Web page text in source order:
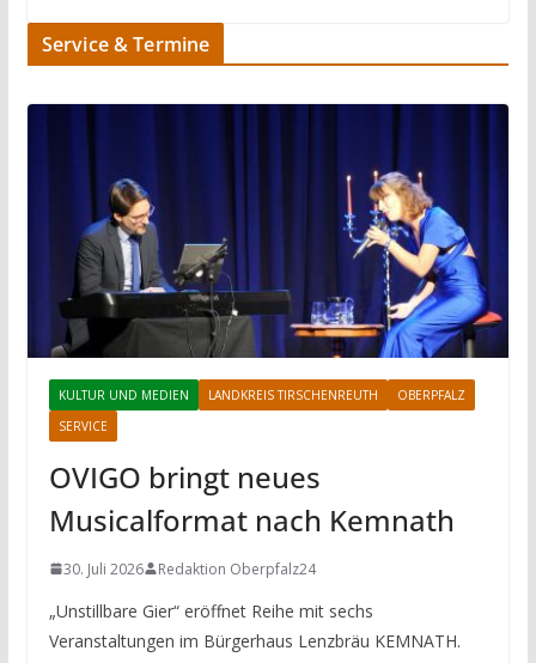
Service & Termine
KULTUR UND MEDIEN LANDKREIS TIRSCHENREUTH
OBERPFALZ
SERVICE
OVIGO bringt neues
Musicalformat nach Kemnath
30. Juli 2026 Redaktion Oberpfalz24
„Unstillbare Gier“ eröffnet Reihe mit sechs
Veranstaltungen im Bürgerhaus Lenzbräu KEMNATH.